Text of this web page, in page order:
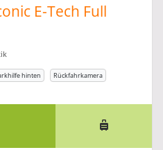
E-Tech Full
hinten
Rückfahrkamera